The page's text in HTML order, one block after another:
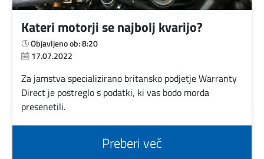
Kateri motorji se najbolj kvarijo?
17.07.2022
Objavljeno ob: 8:20
Za jamstva specializirano britansko podjetje Warranty
Direct je postreglo s podatki, ki vas bodo morda
presenetili.
Preberi več